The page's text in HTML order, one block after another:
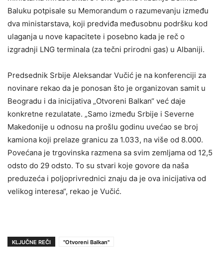
Baluku potpisale su Memorandum o razumevanju između
dva ministarstava, koji predviđa međusobnu podršku kod
ulaganja u nove kapacitete i posebno kada je reč o
izgradnji LNG terminala (za tečni prirodni gas) u Albaniji.
Predsednik Srbije Aleksandar Vučić je na konferenciji za
novinare rekao da je ponosan što je organizovan samit u
Beogradu i da inicijativa „Otvoreni Balkan“ već daje
konkretne rezulatate. „Samo između Srbije i Severne
Makedonije u odnosu na prošlu godinu uvećao se broj
kamiona koji prelaze granicu za 1.033, na više od 8.000.
Povećana je trgovinska razmena sa svim zemljama od 12,5
odsto do 29 odsto. To su stvari koje govore da naša
preduzeća i poljoprivrednici znaju da je ova inicijativa od
velikog interesa“, rekao je Vučić.
KLJUČNE REČI "Otvoreni Balkan"